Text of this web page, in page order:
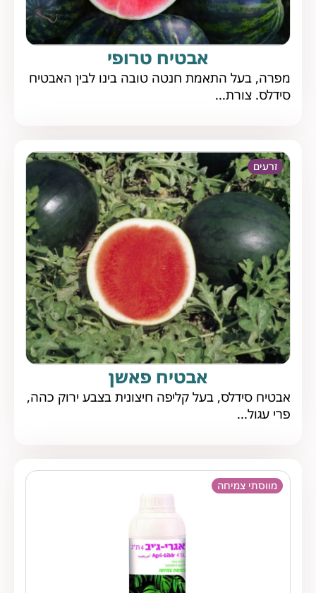
אבטיח טרופי
מפרה, בעל התאמת חנטה טובה בינו לבין האבטיח
סידלס. צורת...
זרעים
אבטיח פאשן
אבטיח סידלס, בעל קליפה חיצונית בצבע ירוק כהה,
פרי עגול...
מווסתי צמיחה